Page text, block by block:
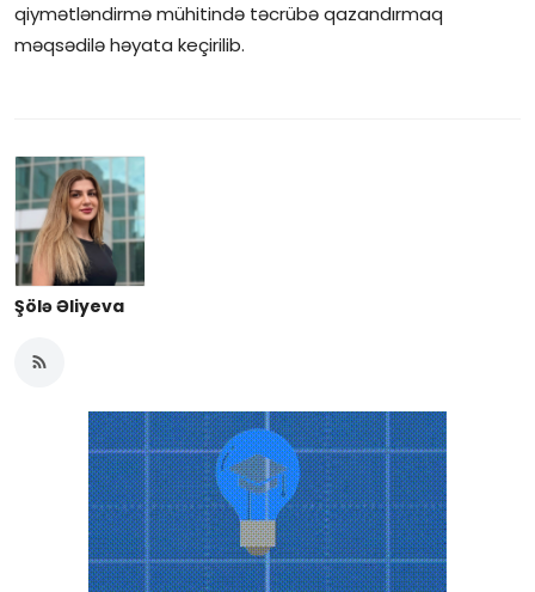
qiymətləndirmə mühitində təcrübə qazandırmaq
məqsədilə həyata keçirilib.
Şölə Əliyeva